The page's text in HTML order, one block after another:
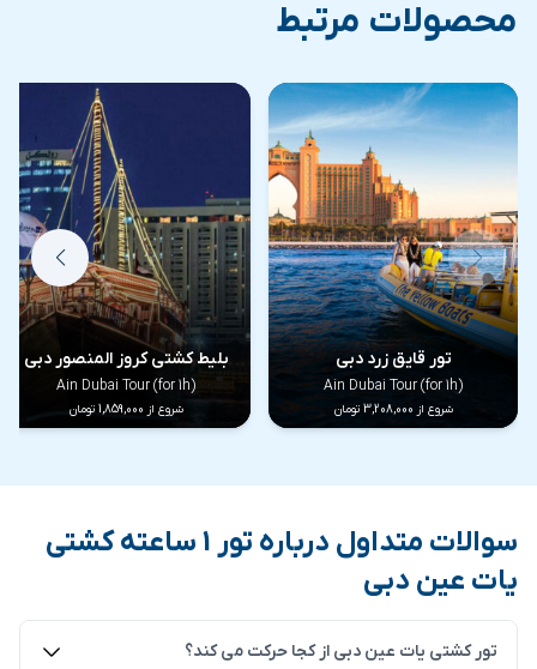
تماشای خط افق تماشایی شهر و مناظر چرخ و فلک عین دبی در
یات عین دبی
شما می توانید رزرو
بهترین قیمت از سایت دبی دیسکانت انجام دهید.
محصولات مرتبط
تور قایق زرد دبی
(for 1h) Ain Dubai Tour
شروع از 3,208,000 تومان
بلیط کشتی کروز المنصور دبی
(for 1h) Ain Dubai Tour
شروع از 1,859,000 تومان
سوالات متداول درباره تور 1 ساعته کشتی
یات عین دبی
تور کشتی یات عین دبی از کجا حرکت می کند؟